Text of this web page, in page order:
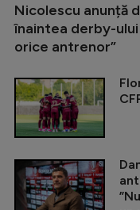
Nicolescu anunță
înaintea derby-
orice antrenor”